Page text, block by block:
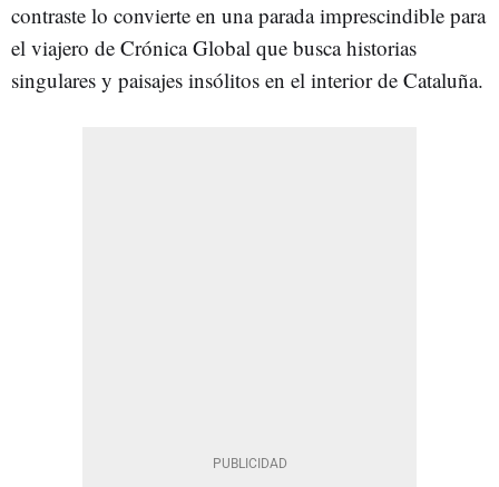
contraste lo convierte en una parada imprescindible para
el viajero de Crónica Global que busca historias
singulares y paisajes insólitos en el interior de Cataluña.